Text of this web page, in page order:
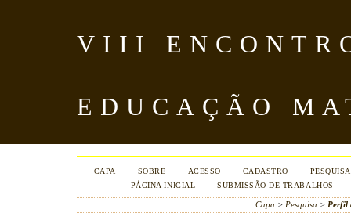
VIII
EDUCAÇÃO
CAPA SOBRE ACESSO CADASTRO
PESQUISA
PÁGINA INICIAL
SUBMISSÃO DE TRABALHOS
Capa > Pesquisa > Perfil